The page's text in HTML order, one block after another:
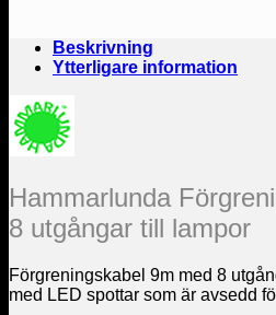
Beskrivning
Ytterligare information
Hammarlunda
8 utgångar till lampor
Förgreningskabel 9m med 8
med LED spottar som är avsedd